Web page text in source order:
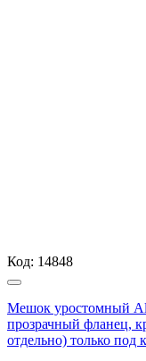
Код: 14848
Мешок уростомный
прозрачный фланец,
отдельно) только